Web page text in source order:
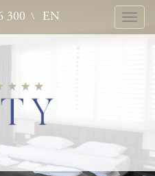
Toggle
300 / EN